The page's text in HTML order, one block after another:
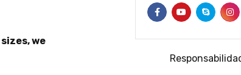
we